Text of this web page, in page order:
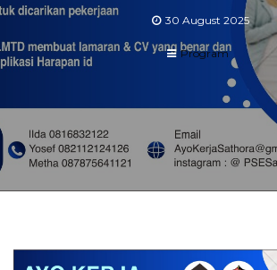
30 August 2025
Program